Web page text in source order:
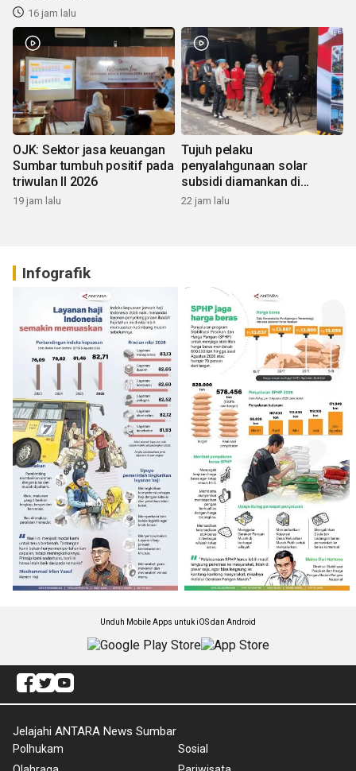
16 jam lalu
OJK: Sektor jasa keuangan
Sumbar tumbuh positif pada
triwulan II 2026
19 jam lalu
Tujuh pelaku
penyalahgunaan solar
subsidi diamankan di
Sumbar
22 jam lalu
Infografik
Unduh Mobile Apps untuk iOS dan Android
Jelajahi ANTARA News Sumbar
Polhukam
Sosial